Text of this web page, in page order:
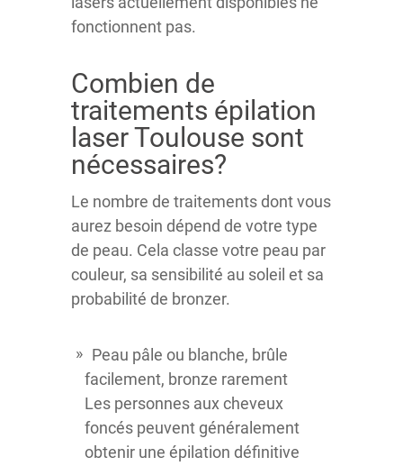
fonctionnent pas.
Combien de
traitements épilation
laser Toulouse sont
nécessaires?
Le nombre de traitements dont vous
aurez besoin dépend de votre type
de peau. Cela classe votre peau par
couleur, sa sensibilité au soleil et sa
probabilité de bronzer.
Peau pâle ou blanche, brûle
facilement, bronze rarement
Les personnes aux cheveux
foncés peuvent généralement
obtenir une épilation définitive